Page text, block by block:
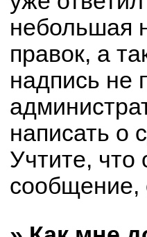
небольшая
правок, а
надпись не
написать о
Учтите, что
сообщение,